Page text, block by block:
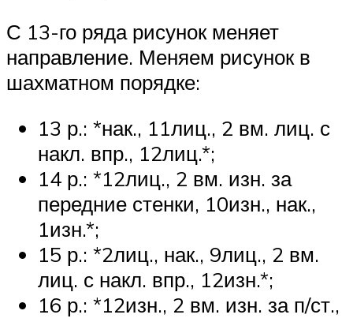
С 13-го ряда рисунок меняет
направление. Меняем рисунок в
шахматном порядке:
13 р.: *нак., 11лиц., 2 вм. лиц. с
накл. впр., 12лиц.*;
14 р.: *12лиц., 2 вм. изн. за
передние стенки, 10изн., нак.,
1изн.*;
15 р.: *2лиц., нак., 9лиц., 2 вм.
лиц. с накл. впр., 12изн.*;
16 р.: *12изн., 2 вм. изн. за п/ст.,